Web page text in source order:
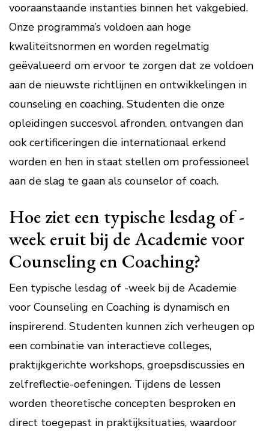
vooraanstaande instanties binnen het vakgebied.
Onze programma’s voldoen aan hoge
kwaliteitsnormen en worden regelmatig
geëvalueerd om ervoor te zorgen dat ze voldoen
aan de nieuwste richtlijnen en ontwikkelingen in
counseling en coaching. Studenten die onze
opleidingen succesvol afronden, ontvangen dan
ook certificeringen die internationaal erkend
worden en hen in staat stellen om professioneel
aan de slag te gaan als counselor of coach.
Hoe ziet een typische lesdag of -
week eruit bij de Academie voor
Counseling en Coaching?
Een typische lesdag of -week bij de Academie
voor Counseling en Coaching is dynamisch en
inspirerend. Studenten kunnen zich verheugen op
een combinatie van interactieve colleges,
praktijkgerichte workshops, groepsdiscussies en
zelfreflectie-oefeningen. Tijdens de lessen
worden theoretische concepten besproken en
direct toegepast in praktijksituaties, waardoor